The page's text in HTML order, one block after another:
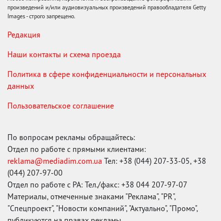
произведений и/или аудиовизуальных произведений правообладателя Getty
Images - строго запрещено.
Редакция
Наши контакты и схема проезда
Политика в сфере конфиденциальности и персональных
данных
Пользовательское соглашение
По вопросам рекламы обращайтесь:
Отдел по работе с прямыми клиентами:
reklama@mediadim.com.ua Тел: +38 (044) 207-33-05, +38
(044) 207-97-00
Отдел по работе с РА: Тел./факс: +38 044 207-97-07
Материалы, отмеченные знаками "Реклама", "PR",
"Спецпроект", "Новости компаний", "Актуально", "Промо",